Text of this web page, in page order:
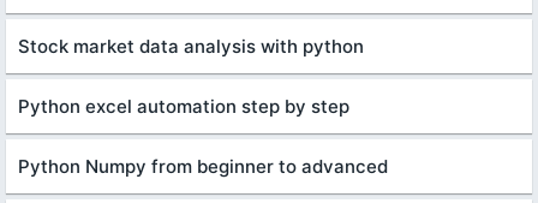
Stock market data analysis with python
Python excel automation step by step
Python Numpy from beginner to advanced